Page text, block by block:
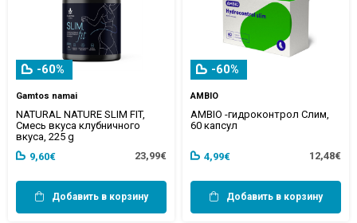
-60%
Gamtos namai
NATURAL NATURE SLIM FIT,
Смесь вкуса клубничного
вкуса, 225 g
9,60€
23,99€
Добавить в корзину
-60%
AMBIO
AMBIO -гидроконтрол Слим,
60 капсул
4,99€ 12,48€
Добавить в корзину